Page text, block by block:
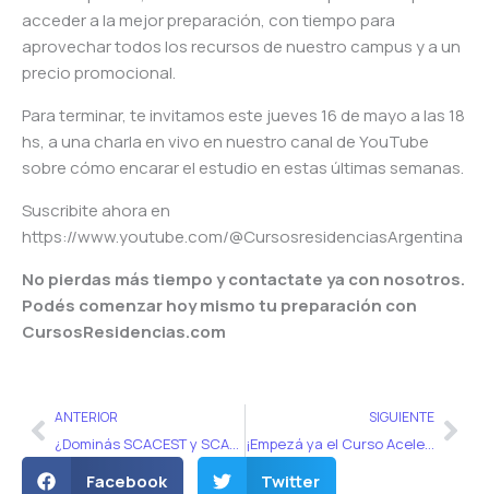
acceder a la mejor preparación, con tiempo para
aprovechar todos los recursos de nuestro campus y a un
precio promocional.
Para terminar, te invitamos este jueves 16 de mayo a las 18
hs, a una charla en vivo en nuestro canal de YouTube
sobre cómo encarar el estudio en estas últimas semanas.
Suscribite ahora en
https://www.youtube.com/@CursosresidenciasArgentina
No pierdas más tiempo y contactate ya con nosotros.
Podés comenzar hoy mismo tu preparación con
CursosResidencias.com
AntANTERIOR
¿Dominás SCACEST y SCASEST para el examen de residencias? 🤷‍♀️
SIGUIENTE
¡Empezá ya el Curso Acelerado! 🚀
Facebook Twitter